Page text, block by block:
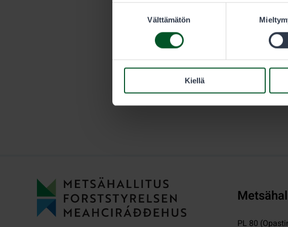
Välttämätön
Kiellä
PL 80